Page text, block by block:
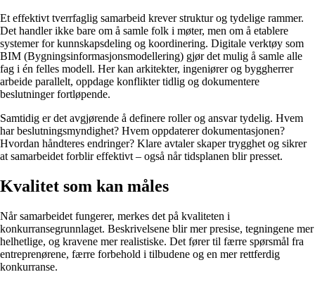
Et effektivt tverrfaglig samarbeid krever struktur og tydelige rammer.
Det handler ikke bare om å samle folk i møter, men om å etablere
systemer for kunnskapsdeling og koordinering. Digitale verktøy som
BIM (Bygningsinformasjonsmodellering) gjør det mulig å samle alle
fag i én felles modell. Her kan arkitekter, ingeniører og byggherrer
arbeide parallelt, oppdage konflikter tidlig og dokumentere
beslutninger fortløpende.
Samtidig er det avgjørende å definere roller og ansvar tydelig. Hvem
har beslutningsmyndighet? Hvem oppdaterer dokumentasjonen?
Hvordan håndteres endringer? Klare avtaler skaper trygghet og sikrer
at samarbeidet forblir effektivt – også når tidsplanen blir presset.
Kvalitet som kan måles
Når samarbeidet fungerer, merkes det på kvaliteten i
konkurransegrunnlaget. Beskrivelsene blir mer presise, tegningene mer
helhetlige, og kravene mer realistiske. Det fører til færre spørsmål fra
entreprenørene, færre forbehold i tilbudene og en mer rettferdig
konkurranse.